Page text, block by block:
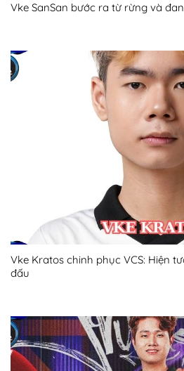
Vke SanSan bước ra từ rừng và
Vke Kratos chinh phục VCS: Hiện
đấu